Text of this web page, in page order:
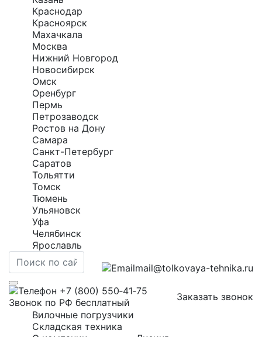
Краснодар
Красноярск
Махачкала
Москва
Нижний Новгород
Новосибирск
Омск
Оренбург
Пермь
Петрозаводск
Ростов на Дону
Самара
Санкт-Петербург
Саратов
Тольятти
Томск
Тюмень
Ульяновск
Уфа
Челябинск
Ярославль
mail@tolkovaya-tehnika.ru
+7 (800) 550‑41‑75
Звонок по РФ бесплатный
Заказать звонок
Вилочные погрузчики
Складская техника